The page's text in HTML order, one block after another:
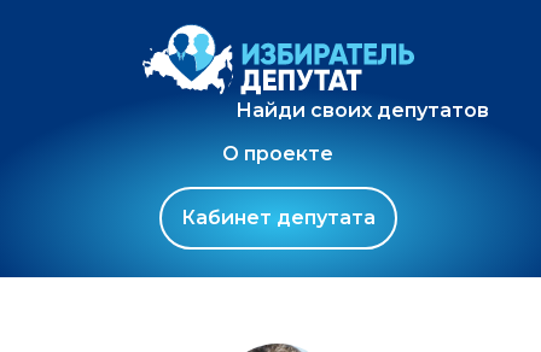
Найди своих депутатов
О проекте
Кабинет депутата